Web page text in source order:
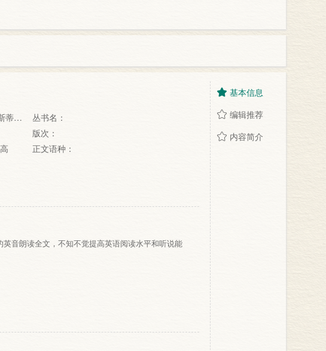
蒂经
丛书名：
版次：
正文语种：
音朗读全文，不知不觉提高英语阅读水平和听说能
基本信息
编辑推荐
内容简介